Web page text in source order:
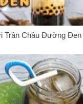
Trân Châu Đường Đen